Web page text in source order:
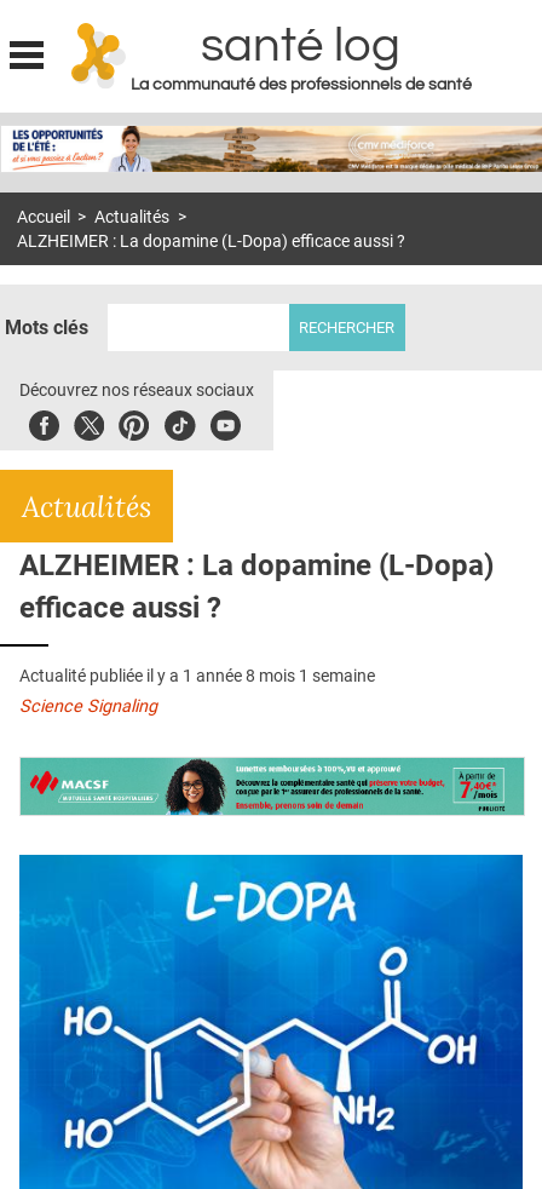
Jump to navigation
santé log
La communauté des professionnels de santé
MON COMPTE
S'ABONNER À LA REVUE SOIN À DOMICILE
DOSSIERS
E-REVUE SAD
L'APP
QUI SOMMES-NOUS ?
PUBLICITÉ
CONDITIONS GÉNÉRALES
CONTACT
Accueil > Actualités >
ALZHEIMER : La dopamine (L-Dopa) efficace aussi ?
Mots clés
Découvrez nos réseaux sociaux
FacebookTwitterPinterest
TiktokYoubute
Actualités
ALZHEIMER : La dopamine (L-Dopa)
efficace aussi ?
Actualité publiée il y a 1 année 8 mois 1 semaine
Science Signaling